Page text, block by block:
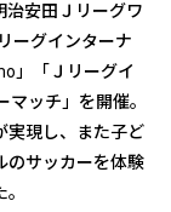
治安田Ｊリーグワ
ーグインターナ
」「Ｊリーグイ
ッチ」を開催。
実現し、また子ど
のサッカーを体験